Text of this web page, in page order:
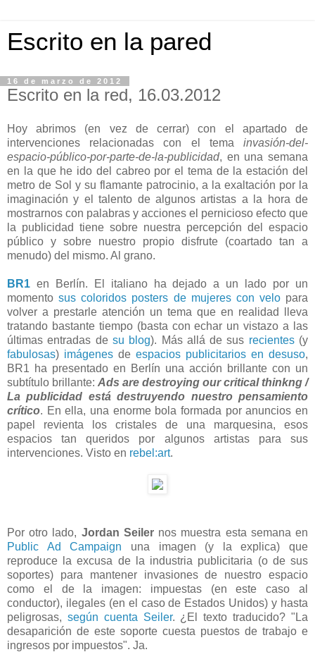
Escrito en la pared
16 de marzo de 2012
Escrito en la red, 16.03.2012
Hoy abrimos (en vez de cerrar) con el apartado de
intervenciones relacionadas con el tema invasión-del-
espacio-público-por-parte-de-la-publicidad, en una semana
en la que he ido del cabreo por el tema de la estación del
metro de Sol y su flamante patrocinio, a la exaltación por la
imaginación y el talento de algunos artistas a la hora de
mostrarnos con palabras y acciones el pernicioso efecto que
la publicidad tiene sobre nuestra percepción del espacio
público y sobre nuestro propio disfrute (coartado tan a
menudo) del mismo. Al grano.
BR1 en Berlín. El italiano ha dejado a un lado por un
momentosus coloridos posters de mujeres con velopara
volver a prestarle atención un tema que en realidad lleva
tratando bastante tiempo (basta con echar un vistazo a las
últimas entradas de su blog). Más allá de sus recientes(y
fabulosas) imágenes de espacios publicitarios en desuso,
BR1 ha presentado en Berlín una acción brillante con un
subtítulo brillante: Ads are destroying our critical thinkng /
La publicidad está destruyendo nuestro pensamiento
crítico. En ella, una enorme bola formada por anuncios en
papel revienta los cristales de una marquesina, esos
espacios tan queridos por algunos artistas para sus
intervenciones. Visto en rebel:art.
Por otro lado, Jordan Seilernos muestra esta semana en
Public Ad Campaign una imagen (y la explica) que
reproduce la excusa de la industria publicitaria (o de sus
soportes) para mantener invasiones de nuestro espacio
como el de la imagen: impuestas (en este caso al
conductor), ilegales (en el caso de Estados Unidos) y hasta
peligrosas, según cuenta Seiler. ¿El texto traducido? "La
desaparición de este soporte cuesta puestos de trabajo e
ingresos por impuestos". Ja.